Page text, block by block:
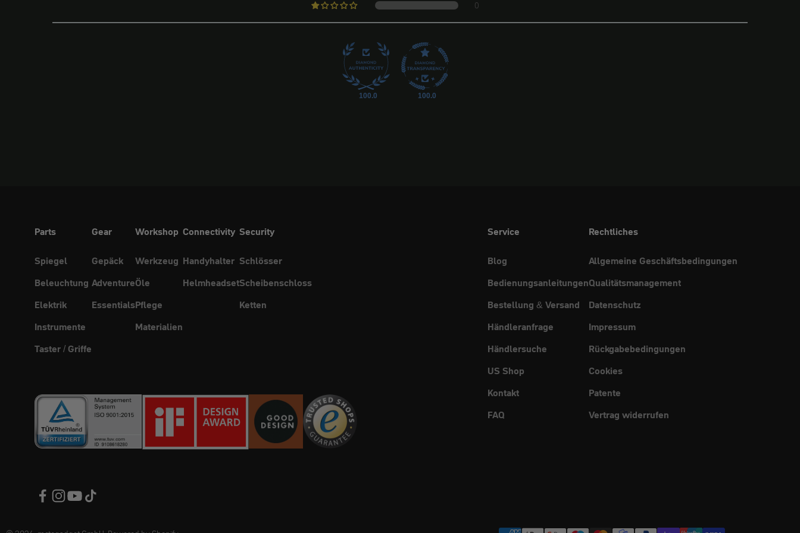
0
100.0 100.0
Parts
Spiegel
Beleuchtung
Elektrik
Instrumente
Taster / Griffe
Gear
Gepäck
Adventure
Essentials
Workshop
Werkzeug
Öle
Pflege
Materialien
Connectivity
Handyhalter
Helmheadset
Security
Schlösser
Scheibenschloss
Ketten
Service
Blog
Bedienungsanleitungen
Bestellung & Versand
Händleranfrage
Händlersuche
US Shop
Kontakt
FAQ
Rechtliches
Allgemeine Geschäftsbedingungen
Qualitätsmanagement
Datenschutz
Impressum
Rückgabebedingungen
Cookies
Patente
Vertrag widerrufen